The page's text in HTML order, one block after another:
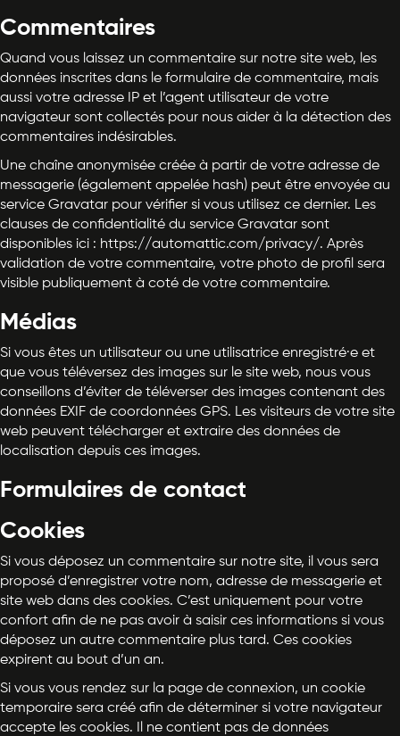
Commentaires
Quand vous laissez un commentaire sur notre site web, les
données inscrites dans le formulaire de commentaire, mais
aussi votre adresse IP et l’agent utilisateur de votre
navigateur sont collectés pour nous aider à la détection des
commentaires indésirables.
Une chaîne anonymisée créée à partir de votre adresse de
messagerie (également appelée hash) peut être envoyée au
service Gravatar pour vérifier si vous utilisez ce dernier. Les
clauses de confidentialité du service Gravatar sont
disponibles ici : https://automattic.com/privacy/. Après
validation de votre commentaire, votre photo de profil sera
visible publiquement à coté de votre commentaire.
Médias
Si vous êtes un utilisateur ou une utilisatrice enregistré·e et
que vous téléversez des images sur le site web, nous vous
conseillons d’éviter de téléverser des images contenant des
données EXIF de coordonnées GPS. Les visiteurs de votre site
web peuvent télécharger et extraire des données de
localisation depuis ces images.
Formulaires de contact
Cookies
Si vous déposez un commentaire sur notre site, il vous sera
proposé d’enregistrer votre nom, adresse de messagerie et
site web dans des cookies. C’est uniquement pour votre
confort afin de ne pas avoir à saisir ces informations si vous
déposez un autre commentaire plus tard. Ces cookies
expirent au bout d’un an.
Si vous vous rendez sur la page de connexion, un cookie
temporaire sera créé afin de déterminer si votre navigateur
accepte les cookies. Il ne contient pas de données